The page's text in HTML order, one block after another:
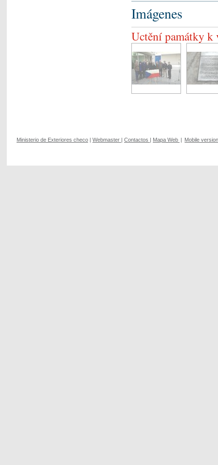
Imágenes
Uctění památky
Ministerio de Exteriores checo Webmaster Contactos Mapa Web Mobile